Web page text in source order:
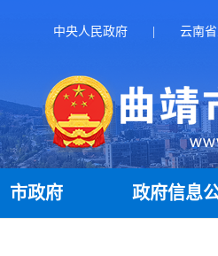
中央人民政府 云南
市政府 政府信息